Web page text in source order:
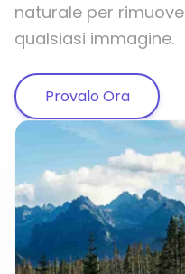
naturale per
qualsiasi immagine.
Provalo Ora